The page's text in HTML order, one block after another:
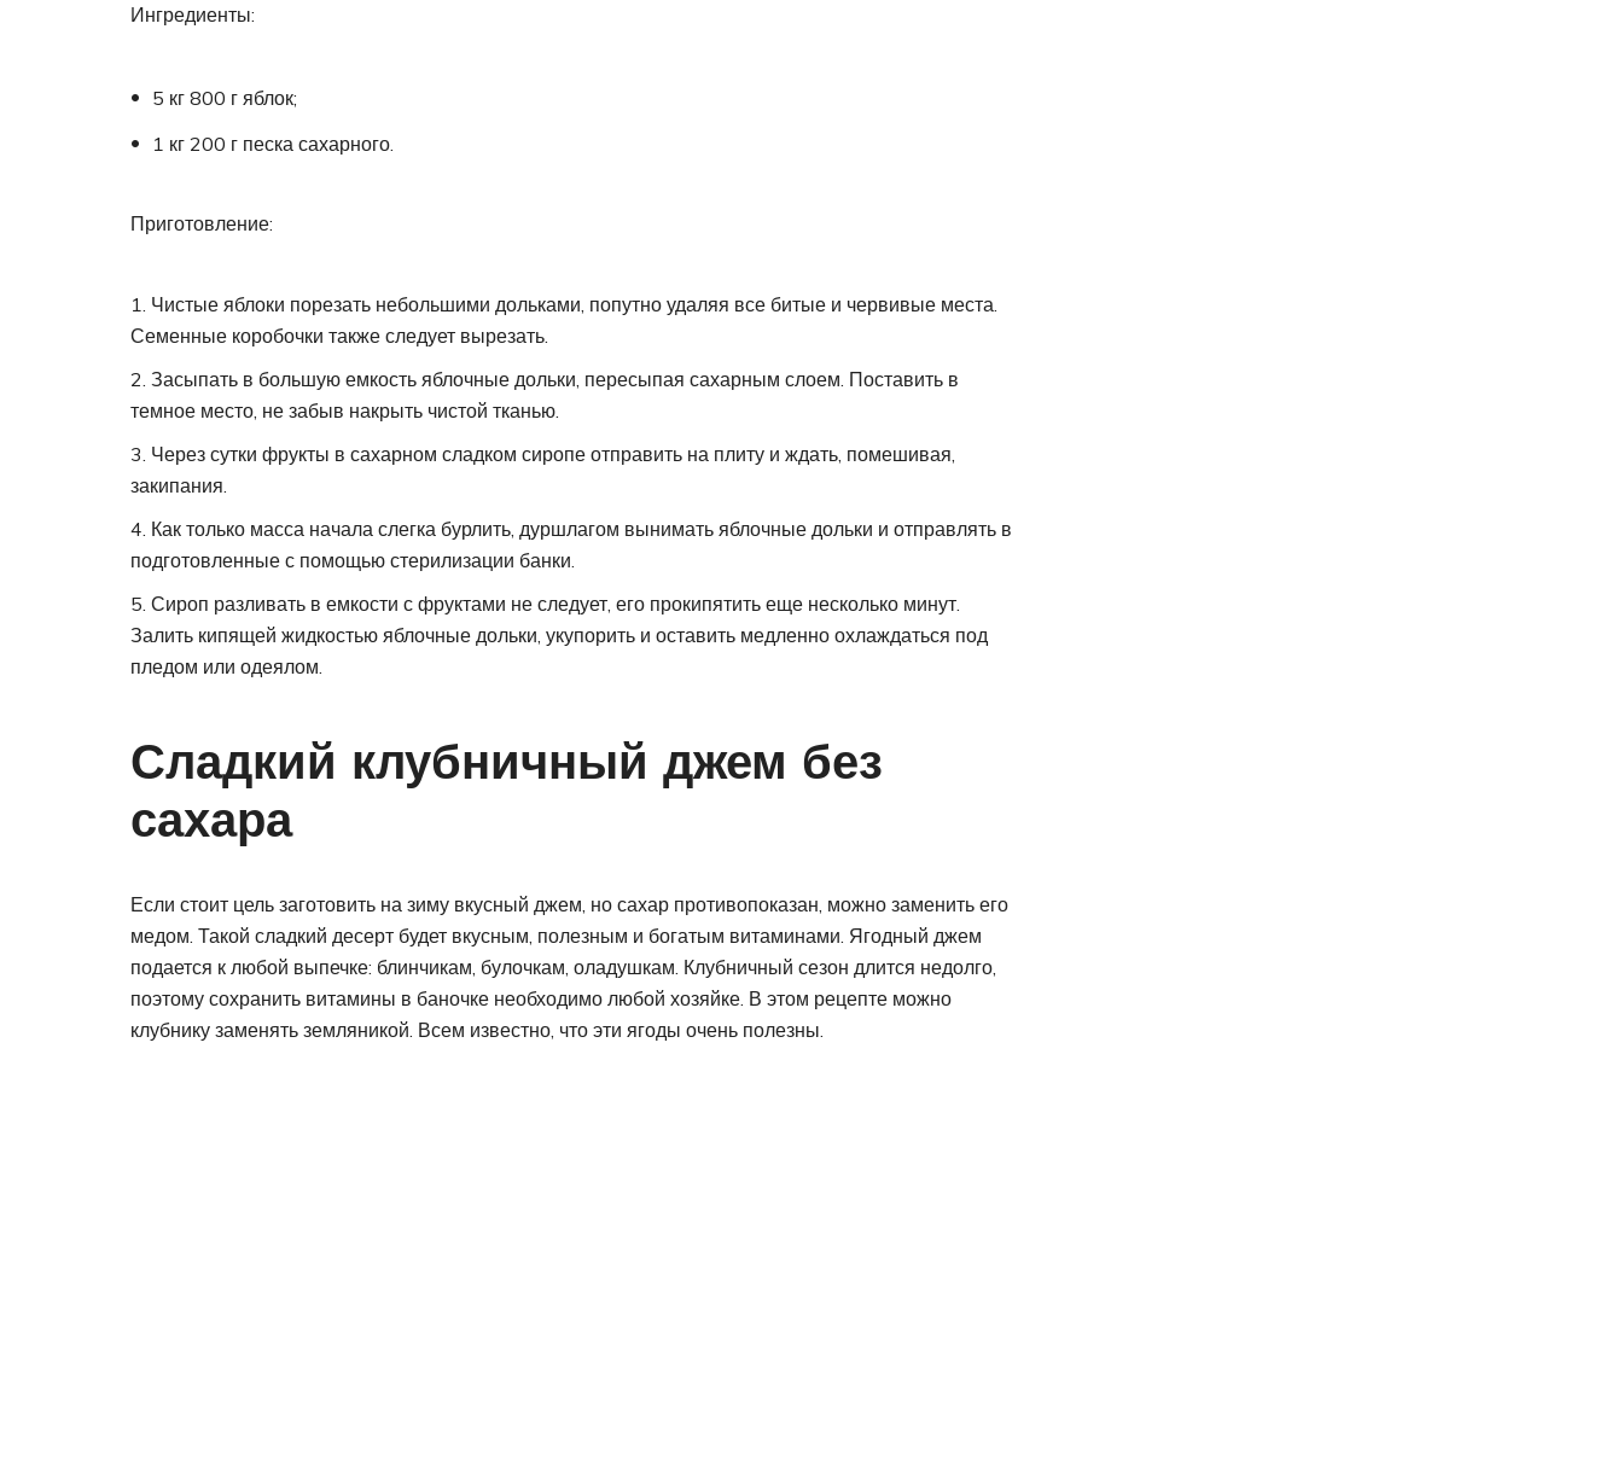
Ингредиенты:
5 кг 800 г яблок;
1 кг 200 г песка сахарного.
Приготовление:
Чистые яблоки порезать небольшими дольками, попутно удаляя все битые и червивые места.
Семенные коробочки также следует вырезать.
Засыпать в большую емкость яблочные дольки, пересыпая сахарным слоем. Поставить в
темное место, не забыв накрыть чистой тканью.
Через сутки фрукты в сахарном сладком сиропе отправить на плиту и ждать, помешивая,
закипания.
Как только масса начала слегка бурлить, дуршлагом вынимать яблочные дольки и отправлять в
подготовленные с помощью стерилизации банки.
Сироп разливать в емкости с фруктами не следует, его прокипятить еще несколько минут.
Залить кипящей жидкостью яблочные дольки, укупорить и оставить медленно охлаждаться под
пледом или одеялом.
Сладкий клубничный джем без
сахара
Если стоит цель заготовить на зиму вкусный джем, но сахар противопоказан, можно заменить его
медом. Такой сладкий десерт будет вкусным, полезным и богатым витаминами. Ягодный джем
подается к любой выпечке: блинчикам, булочкам, оладушкам. Клубничный сезон длится недолго,
поэтому сохранить витамины в баночке необходимо любой хозяйке. В этом рецепте можно
клубнику заменять земляникой. Всем известно, что эти ягоды очень полезны.